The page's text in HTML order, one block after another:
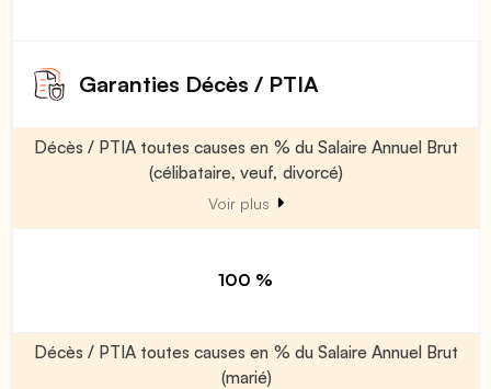
Garanties Décès / PTIA
Décès / PTIA toutes causes en % du Salaire Annuel Brut
(célibataire, veuf, divorcé)
Voir plus
100 %
Décès / PTIA toutes causes en % du Salaire Annuel Brut
(marié)